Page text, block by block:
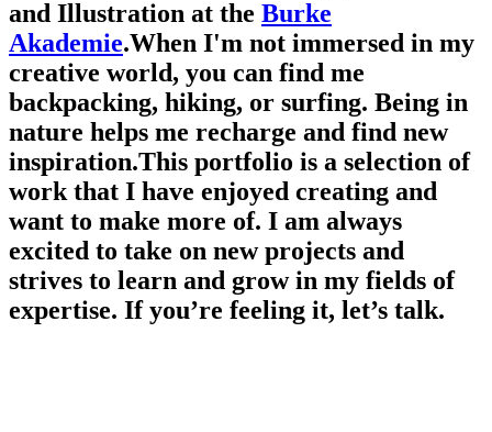
and Illustration at the Burke
Akademie.When I'm not immersed in my
creative world, you can find me
backpacking, hiking, or surfing. Being in
nature helps me recharge and find new
inspiration.This portfolio is a selection of
work that I have enjoyed creating and
want to make more of. I am always
excited to take on new projects and
strives to learn and grow in my fields of
expertise. If you’re feeling it, let’s talk.